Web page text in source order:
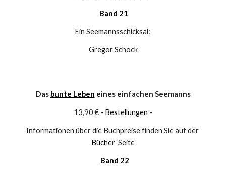
Band 21
Ein Seemannsschicksal:
Gregor Schock
Das bunte Leben eines einfachen Seemanns
13,90 € - Bestellungen -
Informationen über die Buchpreise finden Sie auf der
Bücher-Seite
Band 22